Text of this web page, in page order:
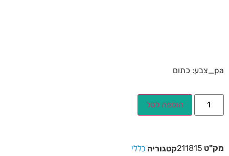
pa_צבע: כתום
הוספה לסל
מק"ט 211815קטגוריה כללי